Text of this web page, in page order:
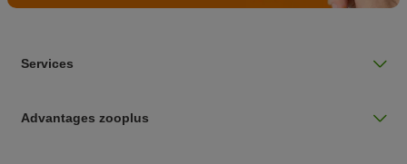
Services
Advantages zooplus